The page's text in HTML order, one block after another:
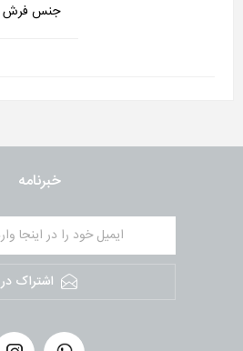
جنس فرش
خبرنامه
اشتراک در